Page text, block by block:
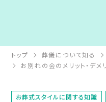
トップ 葬儀について知る
お別れの会のメリット・デメ
お葬式スタイルに関する知識